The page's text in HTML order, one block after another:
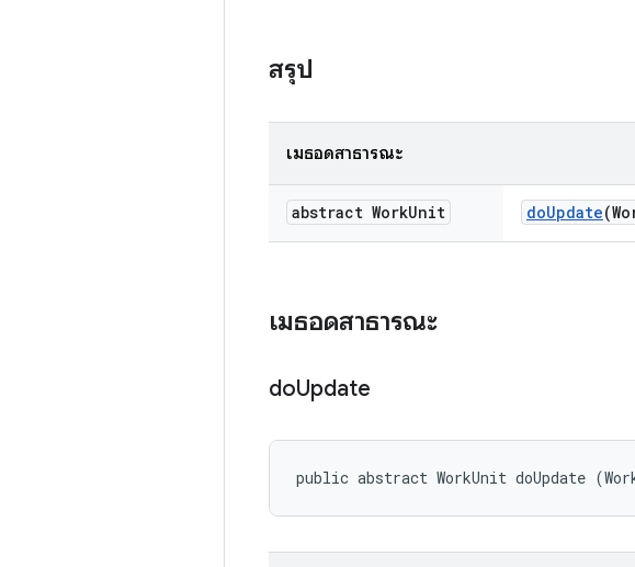
สรุป
เมธอดสาธารณะ
abstract WorkUnit doUpdate
เมธอดสาธารณะ
doUpdate
public abstract WorkUnit doUpdate